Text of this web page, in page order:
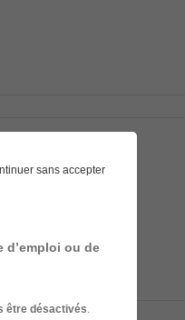
sans accepter
ou de
être désactivés